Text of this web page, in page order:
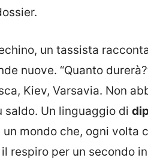
un tassista
nuove. “Quanto
Kiev, Varsavia. Non
saldo. Un linguaggio di
mondo che, ogni volta
respiro per un secondo